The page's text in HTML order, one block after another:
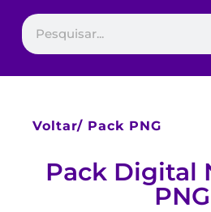
Voltar/ Pack PNG
Pack Digital
PNG